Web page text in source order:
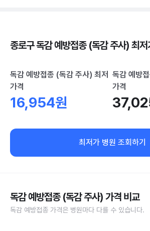
종로구 독감 예방접종 (독감 주사) 최저
독감 예방접종 (독감 주사) 최저
가격
16,954원
독감 예방
가격
최저가 병원 조회하기
독감 예방접종 (독감 주사) 가격 비교
독감 예방접종 가격은 병원마다 다를 수 있습니다.